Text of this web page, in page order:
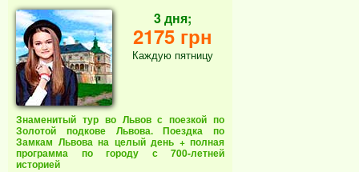
3 дня;
2175 грн
Каждую пятницу
Знаменитый тур во Львов с поезкой по
Золотой подкове Львова. Поездка по
Замкам Львова на целый день + полная
программа по городу с 700-летней
историей